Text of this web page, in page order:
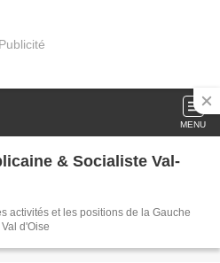
Publicité
MENU
& Socialiste Val-
activités et les positions de la Gauche
d'Oise